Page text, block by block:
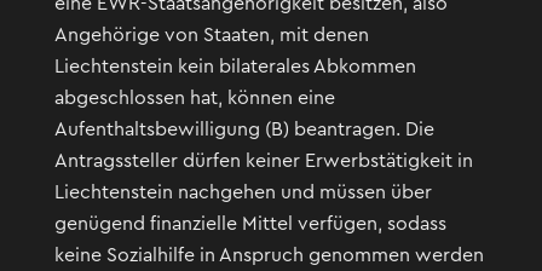
eine EWR-Staatsangehörigkeit besitzen, also
Angehörige von Staaten, mit denen
Liechtenstein kein bilaterales Abkommen
abgeschlossen hat, können eine
Aufenthaltsbewilligung (B) beantragen. Die
Antragssteller dürfen keiner Erwerbstätigkeit in
Liechtenstein nachgehen und müssen über
genügend finanzielle Mittel verfügen, sodass
keine Sozialhilfe in Anspruch genommen werden